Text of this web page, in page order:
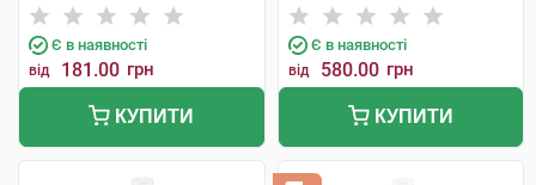
Є в наявності
від 181.00 грн
КУПИТИ
Є в наявності
від 580.00 грн
КУПИТИ